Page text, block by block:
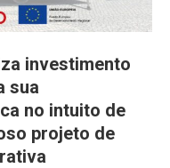
investimento
sua
no intuito de
projeto de